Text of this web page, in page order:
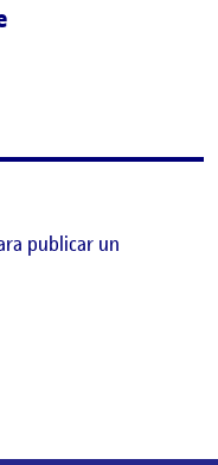
publicar un